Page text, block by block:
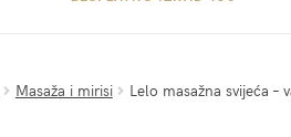
Masaža i mirisi Lelo masažna svijeća –